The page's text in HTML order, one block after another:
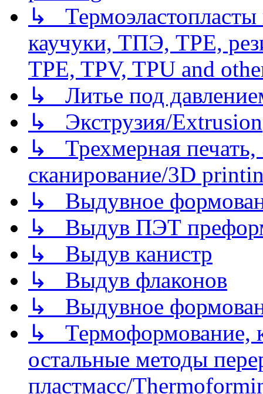
↳
каучуки, ТПЭ, TPE,
TPE, TPV, TPU and
↳ Литье под
↳ Экструзия/Extrusion
↳ Трехмерная
сканирование/3D
↳ Выдувное
↳ Выдув ПЭТ
↳ Выдув канистр
↳ Выдув флаконов
↳ Выдувное
↳ Термоформование,
остальные методы
пластмасс/